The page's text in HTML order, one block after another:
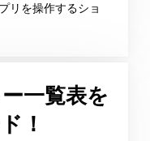
リを操作するショ
一覧表を
！